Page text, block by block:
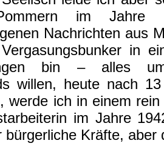
im Jahre
Nachrichten aus
in
bin – alles
willen, heute nach
werde ich in einem
im Jahre
bürgerliche Kräfte, aber